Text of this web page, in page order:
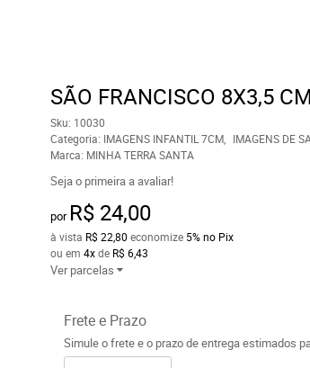
SÃO FRANCISCO 8X3,5
Sku: 10030
Categoria: IMAGENS INFANTIL 7CM
IMAGENS DE
Marca: MINHA TERRA SANTA
Seja o primeira a avaliar!
por R$ 24,00
à vista R$ 22,80 economize 5% no Pix
ou em 4xde R$ 6,43
Ver parcelas
Frete e Prazo
Simule o frete e o prazo de entrega estimados